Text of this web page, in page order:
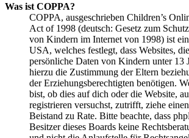
Was ist COPPA?
COPPA, ausgeschrieben Children’s
Act of 1998 (deutsch: Gesetz zum
von Kindern im Internet von 1998) ist
USA, welches festlegt, dass Websites,
persönliche Daten von Kindern unter 13
hierzu die Zustimmung der Eltern
der Erziehungsberechtigten benötigen.
bist, ob dies auf dich oder die Website,
registrieren versuchst, zutrifft, ziehe
Beistand zu Rate. Bitte beachte, dass
Besitzer dieses Boards keine